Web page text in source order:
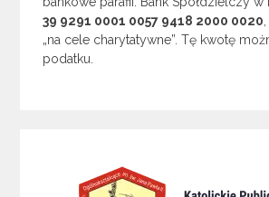
39 9291 0001 0057 9418 2000 0020
„na cele charytatywne”. Tę kwotę
podatku.